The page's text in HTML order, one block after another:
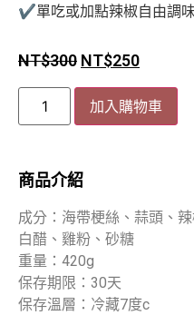
✔單吃或加點辣椒自由調
NT$300 NT$250
加入購物車
商品介紹
成分：海帶梗絲、蒜頭、
白醋、雞粉、砂糖
重量：420g
保存期限：30天
保存溫層：冷藏7度c